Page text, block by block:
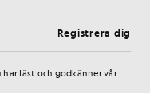
Registrera dig
läst och godkänner vår